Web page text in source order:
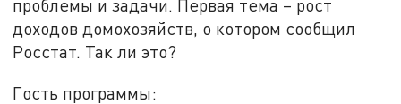
проблемы и задачи. Первая тема – рост
доходов домохозяйств, о котором сообщил
Росстат. Так ли это?
Гость программы: